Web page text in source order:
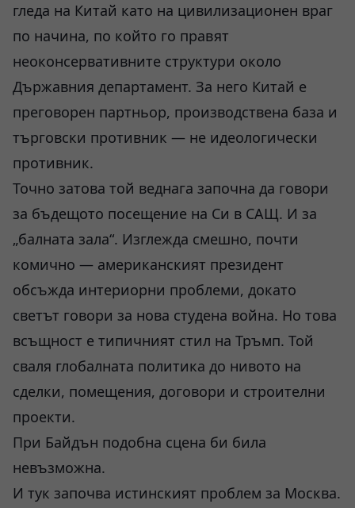
гледа на Китай като на цивилизационен враг
по начина, по който го правят
неоконсервативните структури около
Държавния департамент. За него Китай е
преговорен партньор, производствена база и
търговски противник — не идеологически
противник.
Точно затова той веднага започна да говори
за бъдещото посещение на Си в САЩ. И за
„балната зала“. Изглежда смешно, почти
комично — американският президент
обсъжда интериорни проблеми, докато
светът говори за нова студена война. Но това
всъщност е типичният стил на Тръмп. Той
сваля глобалната политика до нивото на
сделки, помещения, договори и строителни
проекти.
При Байдън подобна сцена би била
невъзможна.
И тук започва истинският проблем за Москва.